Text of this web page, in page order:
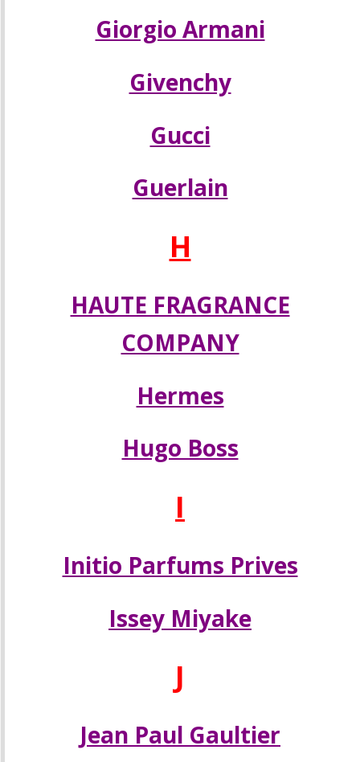
Giorgio Armani
Givenchy
Gucci
Guerlain
H
HAUTE FRAGRANCE
COMPANY
Hermes
Hugo Boss
I
Initio Parfums Prives
Issey Miyake
J
Jean Paul Gaultier